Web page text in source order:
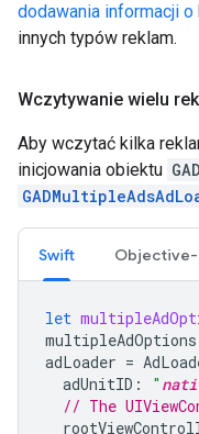
dodawania informacji o
innych typów reklam.
Wczytywanie wielu
Aby wczytać kilka
inicjowania obiektu
Swift
let
multipleAdOptions
adLoader =
adUnitID : "
// The